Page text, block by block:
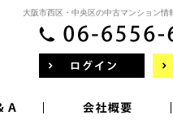
大阪市西区・中央区の中古マンション